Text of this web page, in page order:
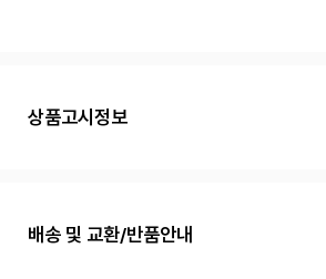
상품고시정보
배송 및 교환/반품안내